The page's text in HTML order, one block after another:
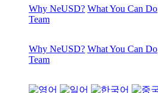
Why NeUSD? What You Can Do
Team
Why NeUSD? What You Can Do
Team